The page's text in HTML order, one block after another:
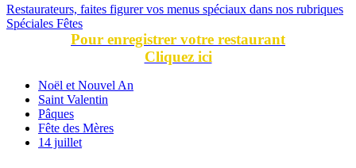
Restaurateurs, faites figurer vos menus spéciaux dans nos rubriques
Spéciales Fêtes
Pour enregistrer votre restaurant
Cliquez ici
Noël et Nouvel An
Saint Valentin
Pâques
Fête des Mères
14 juillet